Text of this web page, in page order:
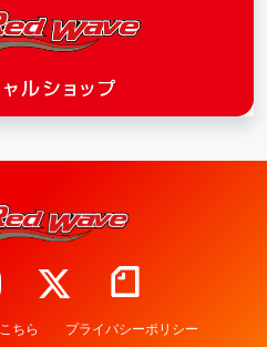
ちら プライバシーポリシー